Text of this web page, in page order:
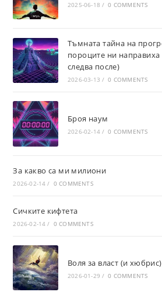
2025-06-18 / 0 COMMENTS
Тъмната тайна на
пороците ни
следва после)
2026-03-13 / 0 COMMENTS
Броя наум
2026-02-14 / 0 COMMENTS
За какво са ми милиони
2026-02-14 / 0 COMMENTS
Сичките кифтета
2026-02-14 / 0 COMMENTS
Воля за власт (и хюбрис)
2026-01-29 / 0 COMMENTS